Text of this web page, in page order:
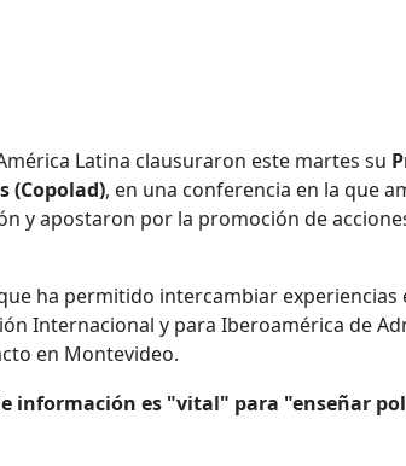
Latina clausuraron este martes su
(Copolad), en una conferencia en la que
y apostaron por la promoción de
ha permitido intercambiar experiencias
Internacional y para Iberoamérica de
en Montevideo.
información es "vital" para "enseñar